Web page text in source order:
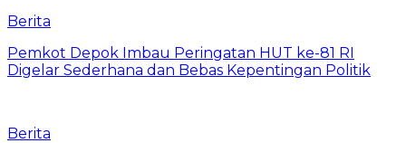
Berita
Pemkot Depok Imbau Peringatan HUT ke-81 RI
Digelar Sederhana dan Bebas Kepentingan Politik
Berita